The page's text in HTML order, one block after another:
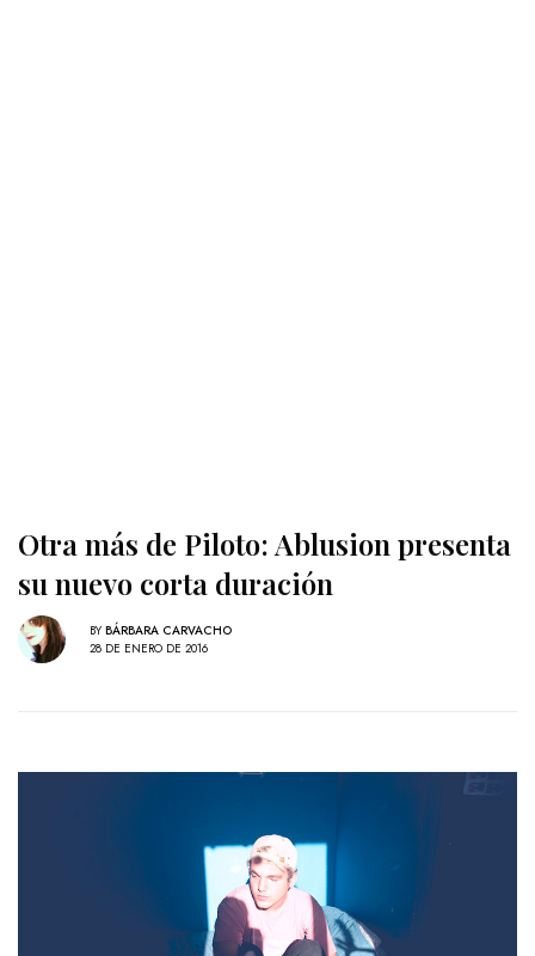
Otra más de Piloto: Ablusion presenta
su nuevo corta duración
BY BÁRBARA CARVACHO
28 DE ENERO DE 2016